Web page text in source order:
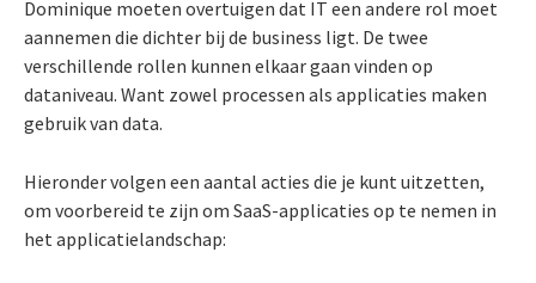
Dominique moeten overtuigen dat IT een andere rol moet
aannemen die dichter bij de business ligt. De twee
verschillende rollen kunnen elkaar gaan vinden op
dataniveau. Want zowel processen als applicaties maken
gebruik van data.
Hieronder volgen een aantal acties die je kunt uitzetten,
om voorbereid te zijn om SaaS-applicaties op te nemen in
het applicatielandschap: